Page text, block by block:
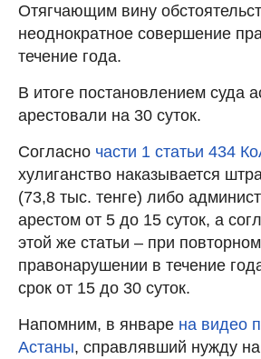
Отягчающим вину
неоднократное совершение
течение года.
В итоге постановлением суда
арестовали на 30 суток.
Согласно части 1 статьи 434
хулиганство наказывается
(73,8 тыс. тенге) либо
арестом от 5 до 15 суток, а
этой же статьи – при повторном
правонарушении в течение
срок от 15 до 30 суток.
Напомним, в январе на видео
Астаны, справлявший нужду на